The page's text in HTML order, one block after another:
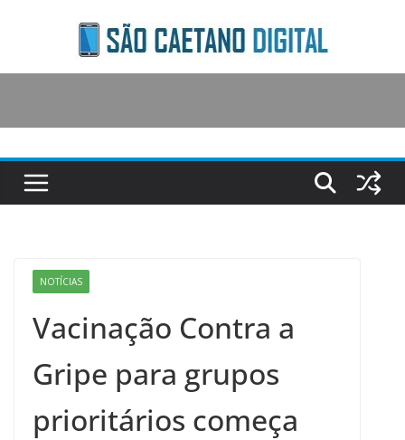
content
NOTÍCIAS
Vacinação Contra a
Gripe para grupos
prioritários começa